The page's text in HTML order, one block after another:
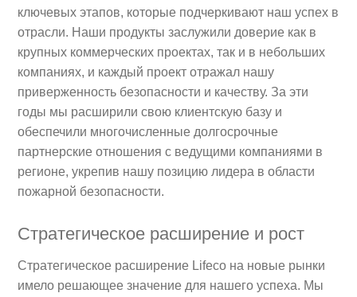
ключевых этапов, которые подчеркивают наш успех в
отрасли. Наши продукты заслужили доверие как в
крупных коммерческих проектах, так и в небольших
компаниях, и каждый проект отражал нашу
приверженность безопасности и качеству. За эти
годы мы расширили свою клиентскую базу и
обеспечили многочисленные долгосрочные
партнерские отношения с ведущими компаниями в
регионе, укрепив нашу позицию лидера в области
пожарной безопасности.
Стратегическое расширение и рост
Стратегическое расширение Lifeco на новые рынки
имело решающее значение для нашего успеха. Мы